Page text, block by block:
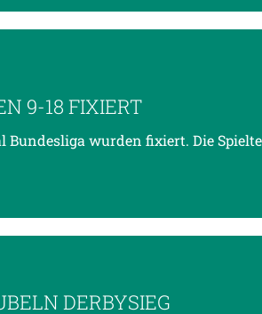
9-18 FIXIERT
Bundesliga wurden fixiert. Die
DERBYSIEG